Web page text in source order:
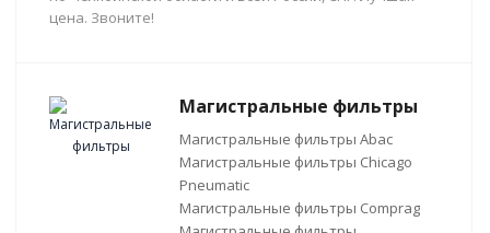
цена. Звоните!
Магистральные фильтры
Магистральные фильтры Abac
Магистральные фильтры Chicago
Pneumatic
Магистральные фильтры Comprag